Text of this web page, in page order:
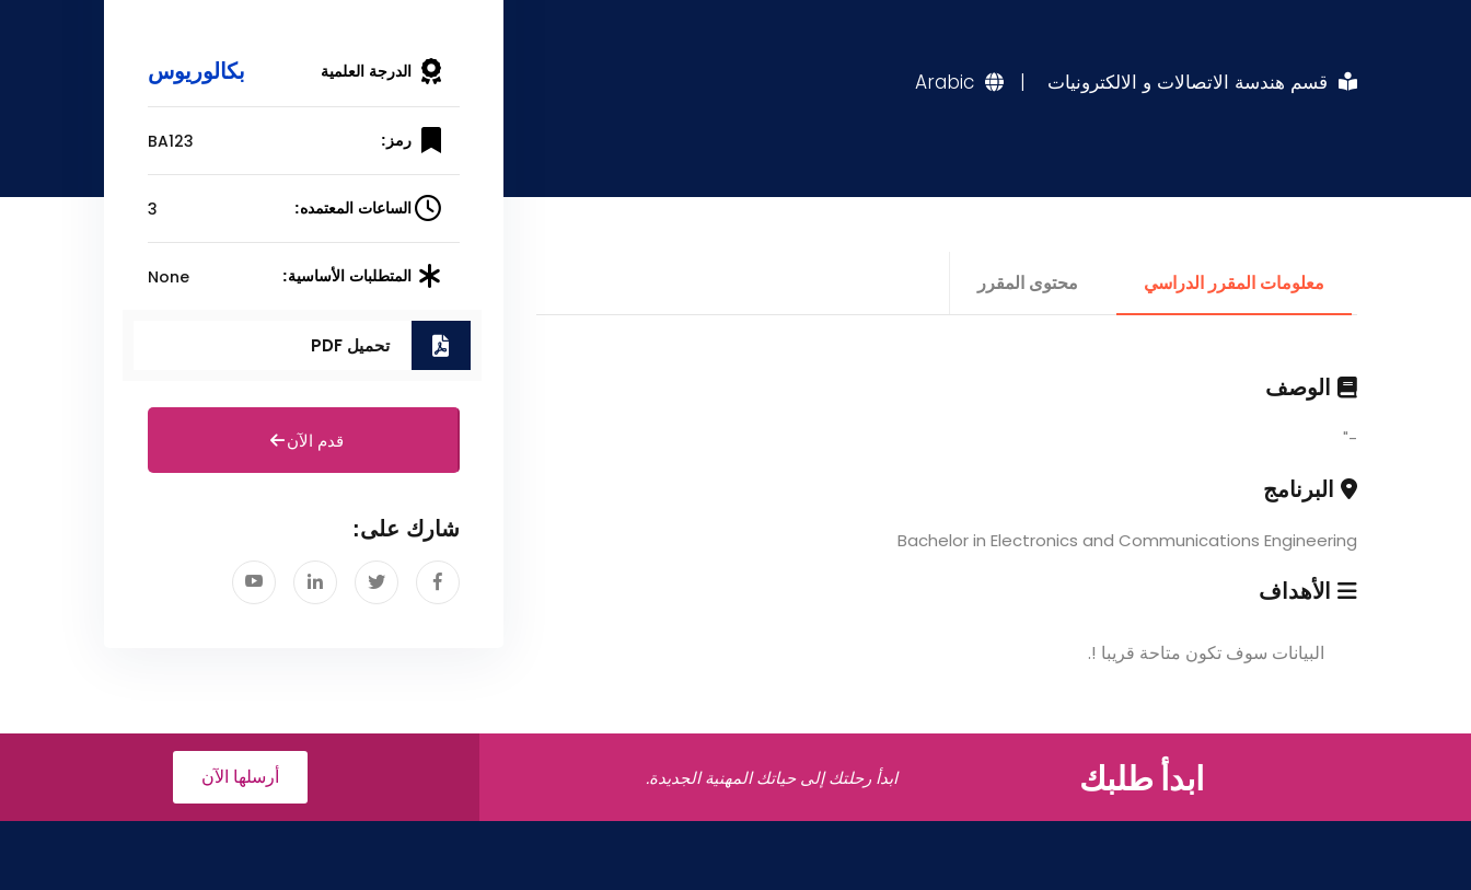
قسم هندسة الاتصالات و الالكترونيات |
Arabic
معلومات المقرر الدراسي محتوى المقرر
الوصف
-"
البرنامج
Bachelor in Electronics and Communications Engineering
الأهداف
البيانات سوف تكون متاحة قريبا !.
الدرجة العلمية بكالوريوس
رمز: BA123
الساعات المعتمده: 3
المتطلبات الأساسية: None
تحميل PDF
قدم الآن
شارك على:
ابدأ طلبك ابدأ رحلتك إلى حياتك المهنية الجديدة. أرسلها الآن